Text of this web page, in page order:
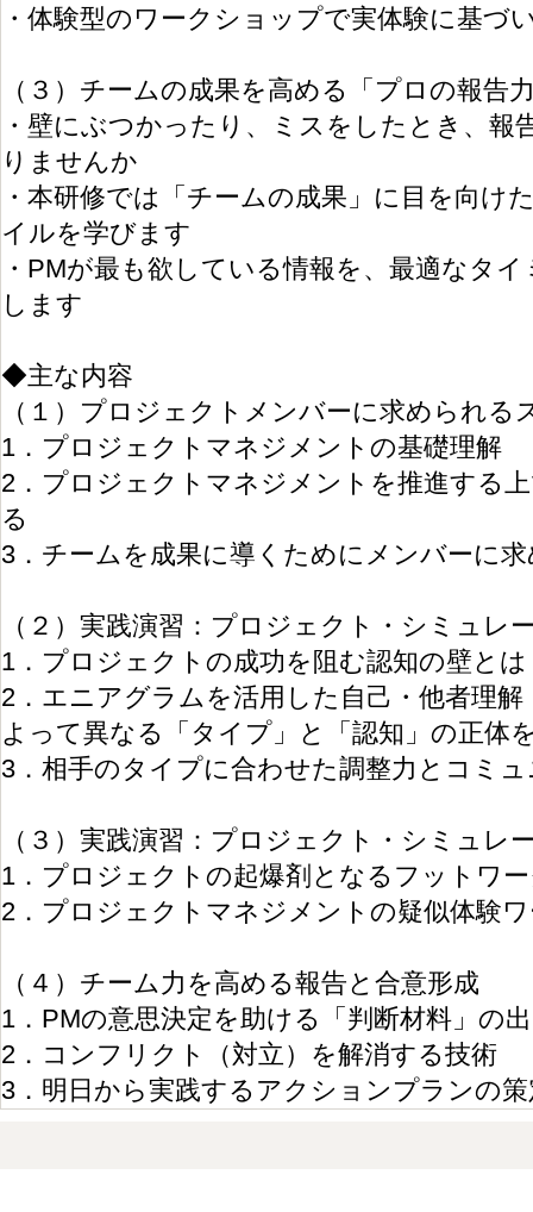
・体験型のワークショップで実体験に基づ
（３）チームの成果を高める「プロの報告
・壁にぶつかったり、ミスをしたとき、報
りませんか
・本研修では「チームの成果」に目を向け
イルを学びます
・PMが最も欲している情報を、最適なタ
します
◆主な内容
（１）プロジェクトメンバーに求められる
1．プロジェクトマネジメントの基礎理解
2．プロジェクトマネジメントを推進する
る
3．チームを成果に導くためにメンバーに
（２）実践演習：プロジェクト・シミュレ
1．プロジェクトの成功を阻む認知の壁とは
2．エニアグラムを活用した自己・他者理
よって異なる「タイプ」と「認知」の正体
3．相手のタイプに合わせた調整力とコミ
（３）実践演習：プロジェクト・シミュレ
1．プロジェクトの起爆剤となるフットワ
2．プロジェクトマネジメントの疑似体験
（４）チーム力を高める報告と合意形成
1．PMの意思決定を助ける「判断材料」の
2．コンフリクト（対立）を解消する技術
3．明日から実践するアクションプランの策